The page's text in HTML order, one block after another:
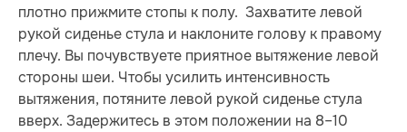
плотно прижмите стопы к полу. Захватите левой
рукой сиденье стула и наклоните голову к правому
плечу. Вы почувствуете приятное вытяжение левой
стороны шеи. Чтобы усилить интенсивность
вытяжения, потяните левой рукой сиденье стула
вверх. Задержитесь в этом положении на 8–10